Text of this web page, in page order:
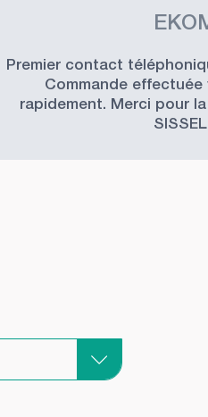
Premier contact
Commande
rapidement. Merci pour